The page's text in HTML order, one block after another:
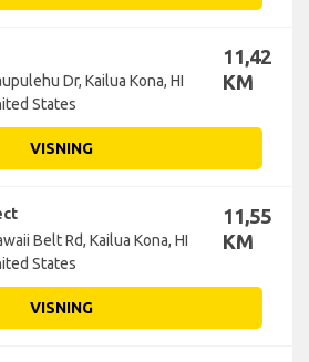
Dr, Kailua Kona, HI
States
11,42
KM
VISNING
Belt Rd, Kailua Kona, HI
States
11,55
KM
VISNING